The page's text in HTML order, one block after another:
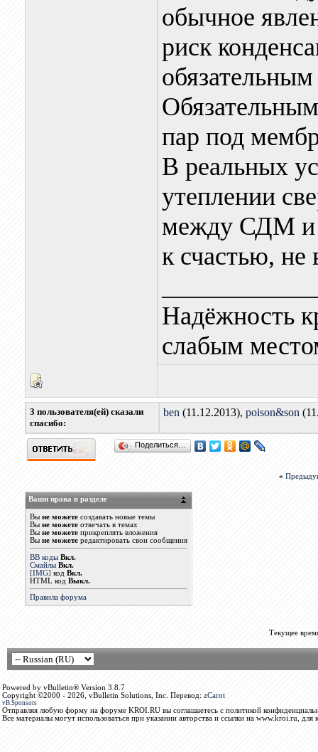
обычное
риск
пар под
В реальных
утеплении
между СДМ и
к счастью, не
Надёжность
слабым
3 пользователя(ей) сказали
cпасибо:
ben (11.12.2013), poison&son
Поделиться…
«
Ваши права в разделе
Вы не можетесоздавать новые темы
Вы не можетеотвечать в темах
Вы не можетеприкреплять вложения
Вы не можетередактировать свои сообщения
BB коды Вкл.
Смайлы Вкл.
[IMG] код Вкл.
HTML код Выкл.
Правила форума
Текущее
Powered by vBulletin® Version 3.8.7
Copyright ©2000 - 2026, vBulletin Solutions, Inc. Перевод: zCarot
vB.Sponsors
Отправляя любую форму на форуме KROI.RU вы соглашаетесь с политикой
Все материалы могут использоваться при указании авторства и ссылки на www.kroi.ru, для